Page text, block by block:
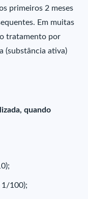
primeiros 2 meses
Em muitas
tratamento por
(substância ativa)
quando
1/100);